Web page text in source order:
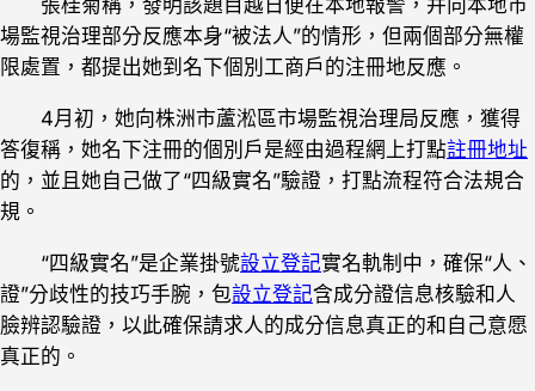
張桂菊稱，發明該題目越日便在本地報警，并向本地市
場監視治理部分反應本身“被法人”的情形，但兩個部分無權
限處置，都提出她到名下個別工商戶的注冊地反應。
4月初，她向株洲市蘆淞區市場監視治理局反應，獲得
答復稱，她名下注冊的個別戶是經由過程網上打點註冊地址
的，並且她自己做了“四級實名”驗證，打點流程符合法規合
規。
“四級實名”是企業掛號設立登記實名軌制中，確保“人、
證”分歧性的技巧手腕，包設立登記含成分證信息核驗和人
臉辨認驗證，以此確保請求人的成分信息真正的和自己意愿
真正的。